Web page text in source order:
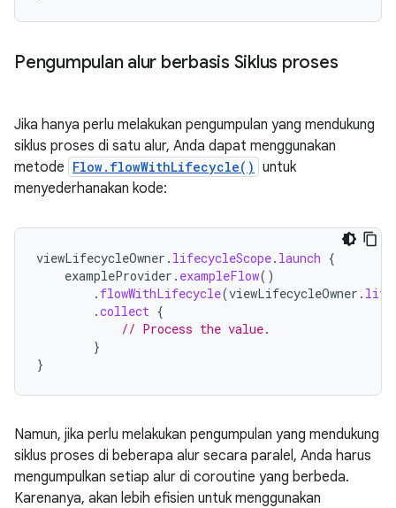
Pengumpulan alur berbasis Siklus proses
Jika hanya perlu melakukan pengumpulan yang mendukung
siklus proses di satu alur, Anda dapat menggunakan
metode Flow.flowWithLifecycle() untuk
menyederhanakan kode:
viewLifecycleOwner . lifecycleScope. launch {
exampleProvider . exampleFlow()
. flowWithLifecycle(viewLifecycleOwner .
.collect {
// Process the value.
}
}
Namun, jika perlu melakukan pengumpulan yang mendukung
siklus proses di beberapa alur secara paralel, Anda harus
mengumpulkan setiap alur di coroutine yang berbeda.
Karenanya, akan lebih efisien untuk menggunakan